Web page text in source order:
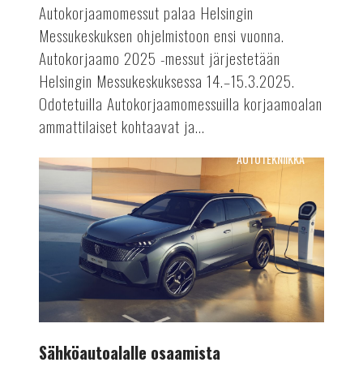
Autokorjaamomessut palaa Helsingin
Messukeskuksen ohjelmistoon ensi vuonna.
Autokorjaamo 2025 -messut järjestetään
Helsingin Messukeskuksessa 14.–15.3.2025.
Odotetuilla Autokorjaamomessuilla korjaamoalan
ammattilaiset kohtaavat ja...
Sähköautoalalle
osaamista
AUTOTEKNIIKKA
Sähköautoalalle osaamista